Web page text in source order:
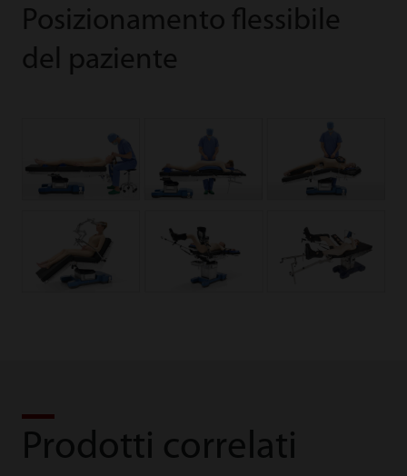
Posizionamento flessibile
del paziente
Prodotti correlati